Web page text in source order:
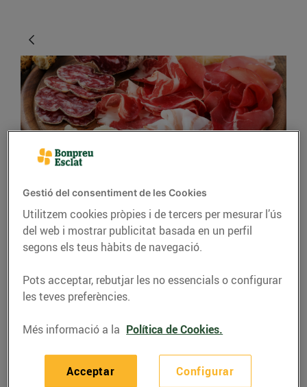
CONSELLS I HÀBITS SALUDABLES
Els millors embotits
tradicionals catalans
Catalunya central, que han convertit aquests
Gestió del consentiment de les Cookies
Utilitzem cookies pròpies i de tercers per mesurar l’ús
del web i mostrar publicitat basada en un perfil
segons els teus hàbits de navegació.
Pots acceptar, rebutjar les no essencials o configurar
les teves preferències.
Més informació a la Política de Cookies.
Configurar
Acceptar